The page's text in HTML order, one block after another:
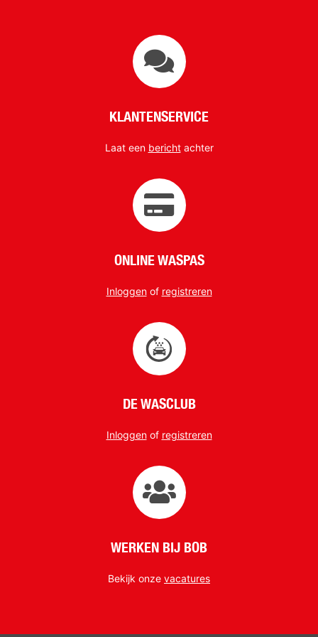
KLANTENSERVICE
Laat een berichtachter
ONLINE WASPAS
Inloggenof registreren
DE WASCLUB
Inloggenof registreren
WERKEN BIJ BOB
Bekijk onze vacatures